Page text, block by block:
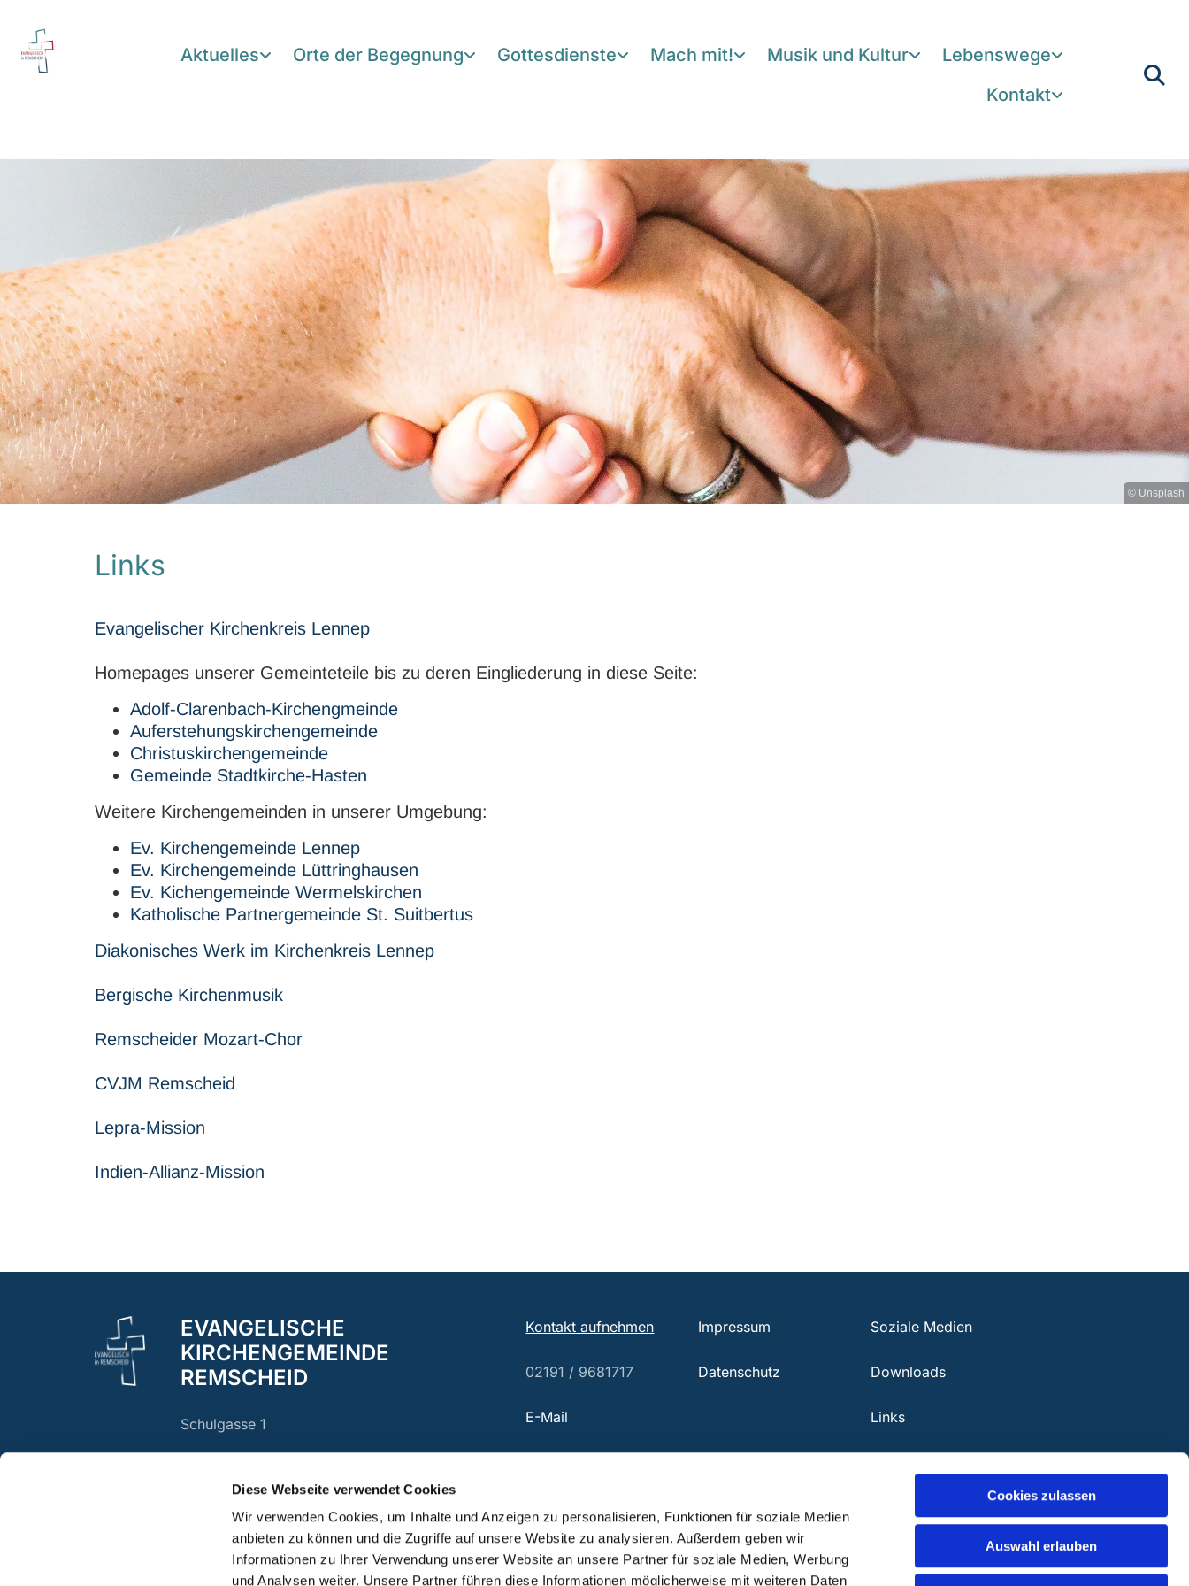
Diese Webseite verwendet Cookies
Wir verwenden Cookies, um Inhalte und Anzeigen zu personalisieren, Funktionen für soziale Medien
anbieten zu können und die Zugriffe auf unsere Website zu analysieren. Außerdem geben wir
Informationen zu Ihrer Verwendung unserer Website an unsere Partner für soziale Medien, Werbung
und Analysen weiter. Unsere Partner führen diese Informationen möglicherweise mit weiteren Daten
Cookies zulassen
Auswahl erlauben
Aktuelles Orte der Begegnung Gottesdienste Mach mit! Musik und Kultur
Lebenswege
Kontakt
© Unsplash
Links
Evangelischer Kirchenkreis Lennep
Homepages unserer Gemeinteteile bis zu deren Eingliederung in diese Seite:
Adolf-Clarenbach-Kirchengmeinde
Auferstehungskirchengemeinde
Christuskirchengemeinde
Gemeinde Stadtkirche-Hasten
Weitere Kirchengemeinden in unserer Umgebung:
Ev. Kirchengemeinde Lennep
Ev. Kirchengemeinde Lüttringhausen
Ev. Kichengemeinde Wermelskirchen
Katholische Partnergemeinde St. Suitbertus
Diakonisches Werk im Kirchenkreis Lennep
Bergische Kirchenmusik
Remscheider Mozart-Chor
CVJM Remscheid
Lepra-Mission
Indien-Allianz-Mission
EVANGELISCHE
KIRCHENGEMEINDE
REMSCHEID
Schulgasse 1
Kontakt aufnehmen
02191 / 9681717
E-Mail
Impressum
Datenschutz
Soziale Medien
Downloads
Links